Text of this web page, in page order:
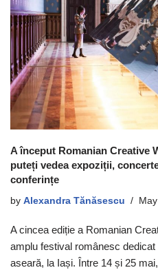
A început Romanian Creative
puteți vedea expoziții,
conferințe
by Alexandra Tănăsescu
A cincea ediție a Romanian
amplu festival românesc
aseară, la Iași. Între 14 și 25